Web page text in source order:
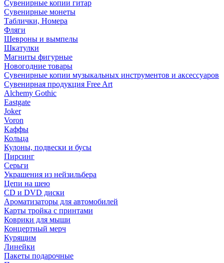
Сувенирные копии гитар
Сувенирные монеты
Таблички, Номера
Фляги
Шевроны и вымпелы
Шкатулки
Магниты фигурные
Новогодние товары
Сувенирные копии музыкальных инструментов и аксессуаров
Сувенирная продукция Free Art
Alchemy Gothic
Eastgate
Joker
Voron
Каффы
Кольца
Кулоны, подвески и бусы
Пирсинг
Серьги
Украшения из нейзильбера
Цепи на шею
CD и DVD диски
Ароматизаторы для автомобилей
Карты тройка с принтами
Коврики для мыши
Концертный мерч
Курящим
Линейки
Пакеты подарочные